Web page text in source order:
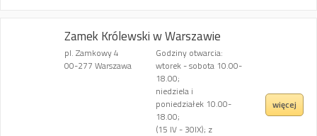
Zamek Królewski w Warszawie
pl. Zamkowy 4
00-277 Warszawa
Godziny otwarcia:
wtorek - sobota 10.00-
18.00;
niedziela i
poniedziałek 10.00-
18.00;
(15 IV - 30IX); z
więcej